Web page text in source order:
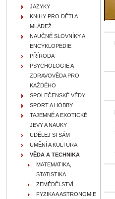
JAZYKY
KNIHY PRO DĚTI A
MLÁDEŽ
NAUČNÉ SLOVNÍKY A
ENCYKLOPEDIE
PŘÍRODA
PSYCHOLOGIE A
ZDRAVOVĚDA PRO
KAŽDÉHO
SPOLEČENSKÉ VĚDY
SPORT A HOBBY
TAJEMNÉ A EXOTICKÉ
JEVY A NAUKY
UDĚLEJ SI SÁM
UMĚNÍ A KULTURA
VĚDA A TECHNIKA
MATEMATIKA,
STATISTIKA
ZEMĚDĚLSTVÍ
FYZIKA A ASTRONOMIE